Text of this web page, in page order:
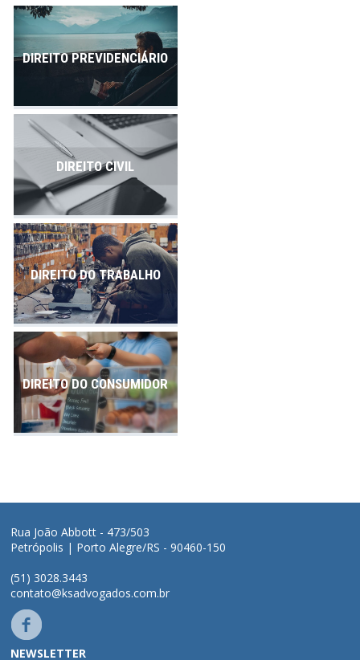
Contato
DIREITO PREVIDENCIÁRIO
DIREITO CIVIL
DIREITO DO TRABALHO
DIREITO DO CONSUMIDOR
Rua João Abbott - 473/503
Petrópolis | Porto Alegre/RS - 90460-150
(51) 3028.3443
contato@ksadvogados.com.br
NEWSLETTER